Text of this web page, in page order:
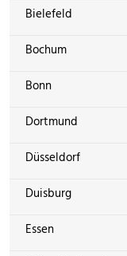
Bielefeld
Bochum
Bonn
Dortmund
Düsseldorf
Duisburg
Essen